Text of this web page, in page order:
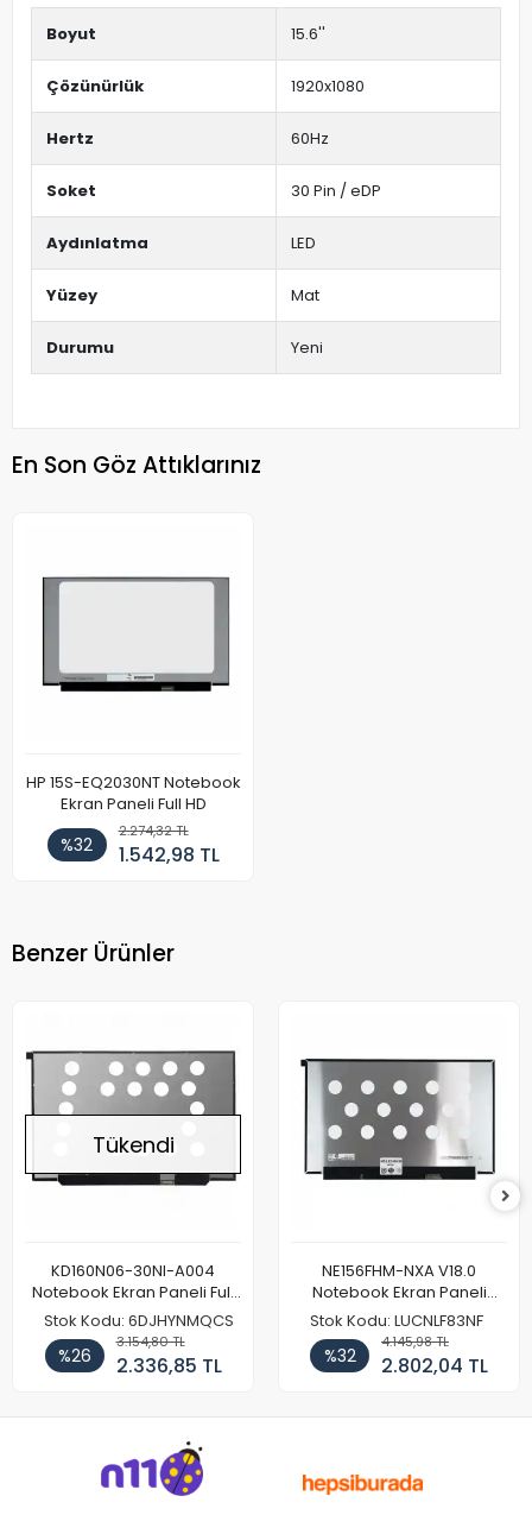
Boyut 15.6''
Çözünürlük 1920x1080
Hertz 60Hz
Soket 30 Pin / eDP
Aydınlatma LED
Yüzey Mat
Durumu Yeni
En Son Göz Attıklarınız
HP 15S-EQ2030NT Notebook
Ekran Paneli Full HD
%32
2.274,32 TL
1.542,98 TL
Benzer Ürünler
Tükendi
KD160N06-30NI-A004
Notebook Ekran Paneli Full
HD
Stok Kodu: 6DJHYNMQCS
%26
3.154,80 TL
2.336,85 TL
NE156FHM-NXA V18.0
Notebook Ekran Paneli
144Hz
Stok Kodu: LUCNLF83NF
%32
4.145,98 TL
2.802,04 TL